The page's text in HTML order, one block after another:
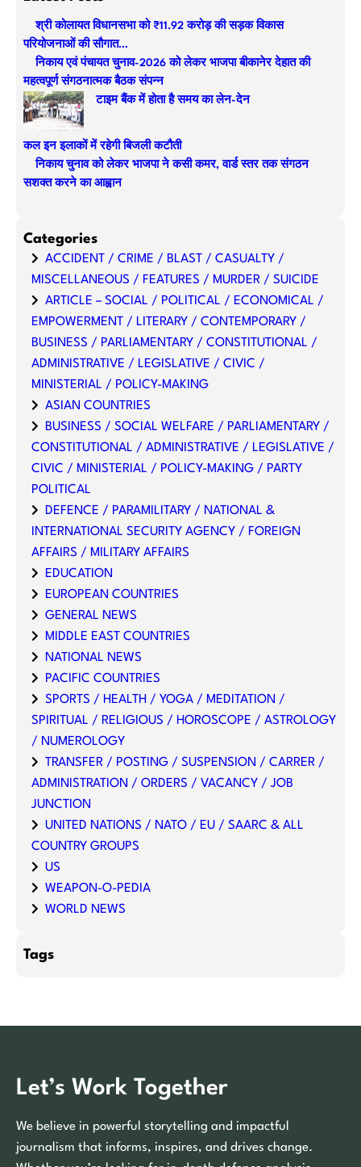
श्री कोलायत विधानसभा को ₹11.92 करोड़ की सड़क विकास
परियोजनाओं की सौगात…
निकाय एवं पंचायत चुनाव-2026 को लेकर भाजपा बीकानेर देहात की
महत्वपूर्ण संगठनात्मक बैठक संपन्न
टाइम बैंक में होता है समय का लेन-देन
कल इन इलाकों में रहेगी बिजली कटौती
निकाय चुनाव को लेकर भाजपा ने कसी कमर, वार्ड स्तर तक संगठन
सशक्त करने का आह्वान
Categories
ACCIDENT / CRIME / BLAST / CASUALTY /
MISCELLANEOUS / FEATURES / MURDER / SUICIDE
ARTICLE – SOCIAL / POLITICAL / ECONOMICAL /
EMPOWERMENT / LITERARY / CONTEMPORARY /
BUSINESS / PARLIAMENTARY / CONSTITUTIONAL /
ADMINISTRATIVE / LEGISLATIVE / CIVIC /
MINISTERIAL / POLICY-MAKING
ASIAN COUNTRIES
BUSINESS / SOCIAL WELFARE / PARLIAMENTARY /
CONSTITUTIONAL / ADMINISTRATIVE / LEGISLATIVE /
CIVIC / MINISTERIAL / POLICY-MAKING / PARTY
POLITICAL
DEFENCE / PARAMILITARY / NATIONAL &
INTERNATIONAL SECURITY AGENCY / FOREIGN
AFFAIRS / MILITARY AFFAIRS
EDUCATION
EUROPEAN COUNTRIES
GENERAL NEWS
MIDDLE EAST COUNTRIES
NATIONAL NEWS
PACIFIC COUNTRIES
SPORTS / HEALTH / YOGA / MEDITATION /
SPIRITUAL / RELIGIOUS / HOROSCOPE / ASTROLOGY
/ NUMEROLOGY
TRANSFER / POSTING / SUSPENSION / CARRER /
ADMINISTRATION / ORDERS / VACANCY / JOB
JUNCTION
UNITED NATIONS / NATO / EU / SAARC & ALL
COUNTRY GROUPS
US
WEAPON-O-PEDIA
WORLD NEWS
Tags
Let’s Work Together
We believe in powerful storytelling and impactful
journalism that informs, inspires, and drives change.